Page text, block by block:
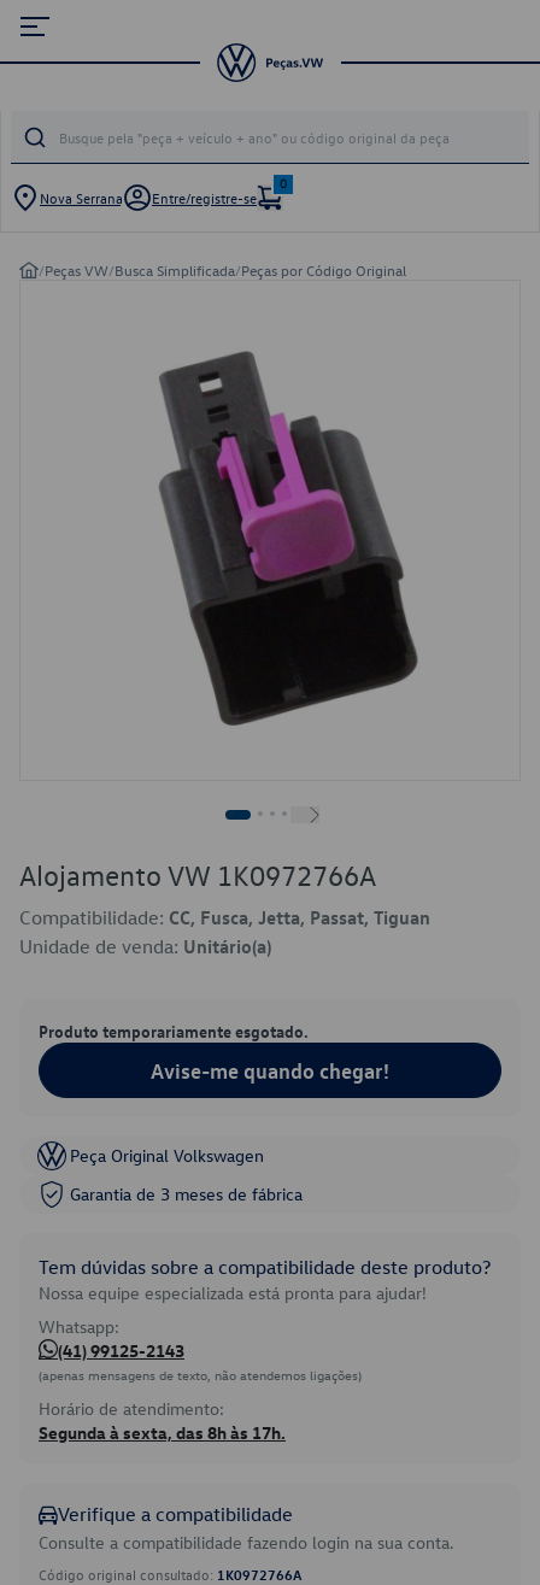
Nova Serrana Entre/registre-se
0
/Peças VW/Busca Simplificada/Peças por Código Original
Alojamento VW 1K0972766A
Compatibilidade: CC, Fusca, Jetta, Passat, Tiguan
Unidade de venda: Unitário(a)
Produto temporariamente esgotado.
Avise-me quando chegar!
Peça Original Volkswagen
Garantia de 3 meses de fábrica
Tem dúvidas sobre a compatibilidade deste produto?
Nossa equipe especializada está pronta para ajudar!
Whatsapp:
(41) 99125-2143
(apenas mensagens de texto, não atendemos ligações)
Horário de atendimento:
Segunda à sexta, das 8h às 17h.
Verifique a compatibilidade
Consulte a compatibilidade fazendo login na sua conta.
Código original consultado: 1K0972766A